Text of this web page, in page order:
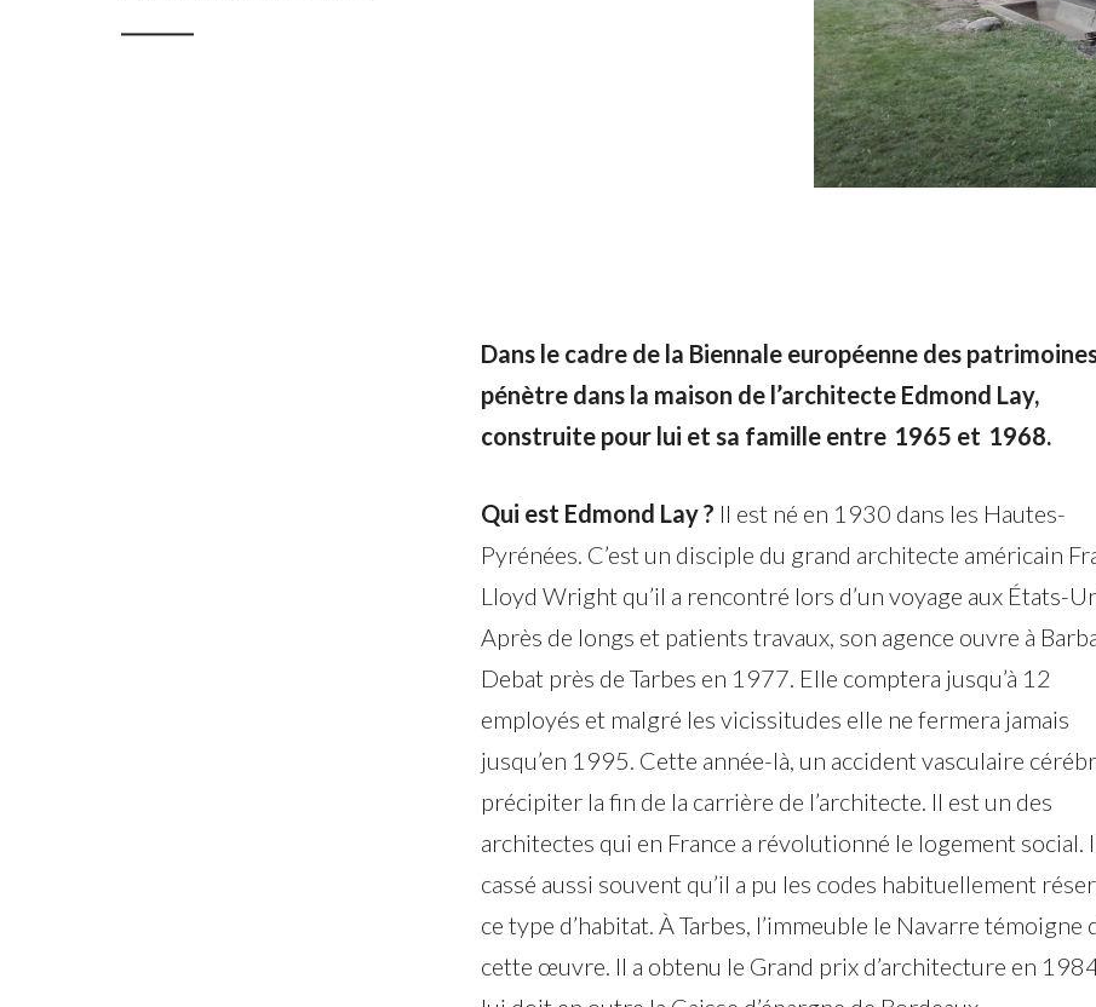
Dans le cadre de la Biennale européenne des
pénètre dans la maison de l’architecte Edmond Lay,
construite pour lui et sa famille entre 1965 et 1968.
Qui est Edmond Lay ? Il est né en 1930 dans les Hautes-
Pyrénées. C’est un disciple du grand architecte américain
Lloyd Wright qu’il a rencontré lors d’un voyage aux États-
Après de longs et patients travaux, son agence ouvre à
Debat près de Tarbes en 1977. Elle comptera jusqu’à 12
employés et malgré les vicissitudes elle ne fermera jamais
jusqu’en 1995. Cette année-là, un accident vasculaire
précipiter la fin de la carrière de l’architecte. Il est un des
architectes qui en France a révolutionné le logement social.
cassé aussi souvent qu’il a pu les codes habituellement
ce type d’habitat. À Tarbes, l’immeuble le Navarre témoigne
cette œuvre. Il a obtenu le Grand prix d’architecture en